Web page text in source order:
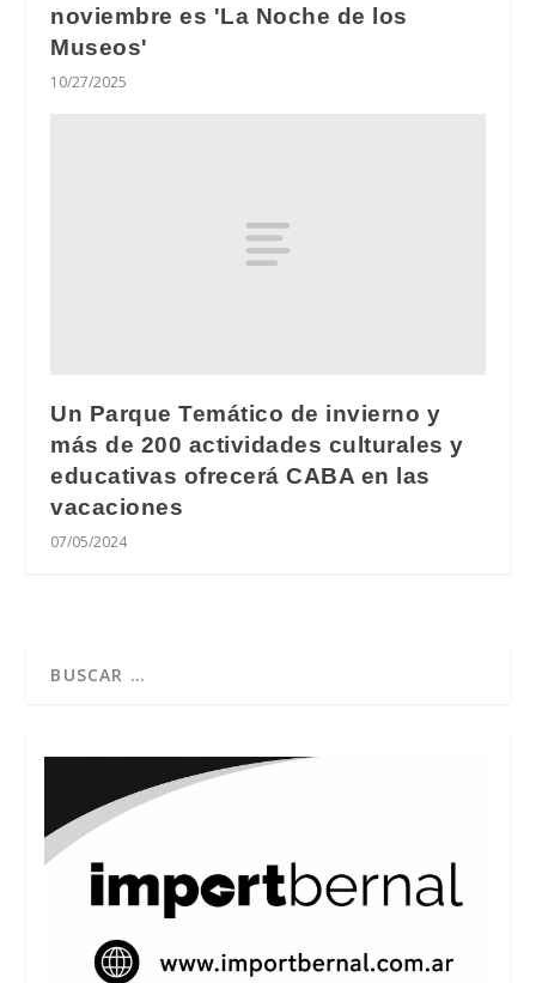
noviembre es 'La Noche de los
Museos'
10/27/2025
Un Parque Temático de invierno y
más de 200 actividades culturales y
educativas ofrecerá CABA en las
vacaciones
07/05/2024